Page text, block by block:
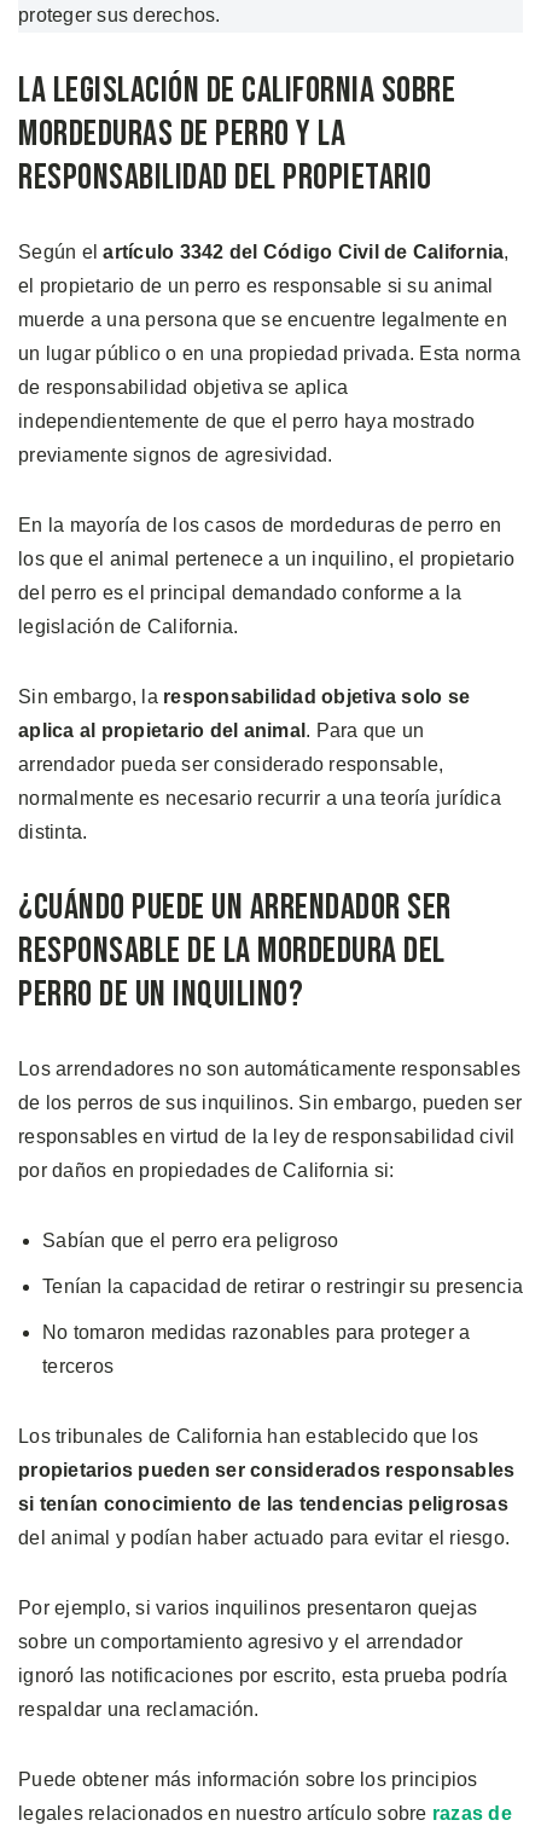
proteger sus derechos.
La Legislación de California sobre
Mordeduras de Perro y la
Responsabilidad del Propietario
Según el artículo 3342 del Código Civil de California,
el propietario de un perro es responsable si su animal
muerde a una persona que se encuentre legalmente en
un lugar público o en una propiedad privada. Esta norma
de responsabilidad objetiva se aplica
independientemente de que el perro haya mostrado
previamente signos de agresividad.
En la mayoría de los casos de mordeduras de perro en
los que el animal pertenece a un inquilino, el propietario
del perro es el principal demandado conforme a la
legislación de California.
Sin embargo, la responsabilidad objetiva solo se
aplica al propietario del animal . Para que un
arrendador pueda ser considerado responsable,
normalmente es necesario recurrir a una teoría jurídica
distinta.
¿Cuándo Puede un Arrendador Ser
Responsable de la Mordedura del
Perro de un Inquilino?
Los arrendadores no son automáticamente responsables
de los perros de sus inquilinos. Sin embargo, pueden ser
responsables en virtud de la ley de responsabilidad civil
por daños en propiedades de California si:
Sabían que el perro era peligroso
Tenían la capacidad de retirar o restringir su presencia
No tomaron medidas razonables para proteger a
terceros
Los tribunales de California han establecido que los
propietarios pueden ser considerados responsables
si tenían conocimiento de las tendencias peligrosas
del animal y podían haber actuado para evitar el riesgo.
Por ejemplo, si varios inquilinos presentaron quejas
sobre un comportamiento agresivo y el arrendador
ignoró las notificaciones por escrito, esta prueba podría
respaldar una reclamación.
Puede obtener más información sobre los principios
legales relacionados en nuestro artículo sobre razas de